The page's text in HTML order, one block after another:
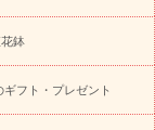
い
花
四十九日法要以
鉢
ギフト・プレゼント